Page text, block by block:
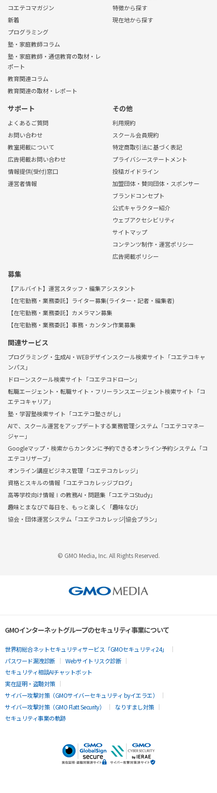
コエテコマガジン
新着
プログラミング
塾・家庭教師コラム
塾・家庭教師・通信教育の取材・レ
ポート
教育関連コラム
教育関連の取材・レポート
特徴から探す
現在地から探す
サポート
よくあるご質問
お問い合わせ
教室掲載について
広告掲載お問い合わせ
情報提供(受付)窓口
運営者情報
その他
利用規約
スクール会員規約
特定商取引法に基づく表記
プライバシーステートメント
投稿ガイドライン
加盟団体・賛同団体・スポンサー
ブランドコンセプト
公式キャラクター紹介
ウェブアクセシビリティ
サイトマップ
コンテンツ制作・運営ポリシー
広告掲載ポリシー
募集
【アルバイト】運営スタッフ・編集アシスタント
【在宅勤務・業務委託】ライター募集(ライター・記者・編集者)
【在宅勤務・業務委託】カメラマン募集
【在宅勤務・業務委託】事務・カンタン作業募集
関連サービス
プログラミング・生成AI・WEBデザインスクール検索サイト「コエテコキャ
ンパス」
ドローンスクール検索サイト「コエテコドローン」
転職エージェント・転職サイト・フリーランスエージェント検索サイト「コ
エテコキャリア」
塾・学習塾検索サイト「コエテコ塾さがし」
AIで、スクール運営をアップデートする業務管理システム「コエテコマネー
ジャー」
Googleマップ・検索からカンタンに予約できるオンライン予約システム「コ
エテコリザーブ」
オンライン講座ビジネス管理「コエテコカレッジ」
資格とスキルの情報「コエテコカレッジブログ」
高等学校向け情報Ⅰの教務AI・問題集「コエテコStudy」
趣味とまなびで毎日を、もっと楽しく「趣味なび」
協会・団体運営システム「コエテコカレッジ|協会プラン」
© GMO Media, Inc. All Rights Reserved.
GMOインターネットグループのセキュリティ事業について
世界初総合ネットセキュリティサービス「GMOセキュリティ24」
パスワード漏洩診断
Webサイトリスク診断
セキュリティ相談AIチャットボット
実在証明・盗聴対策
サイバー攻撃対策（GMOサイバーセキュリティ byイエラエ）
サイバー攻撃対策（GMO Flatt Security）
なりすまし対策
セキュリティ事業の軌跡